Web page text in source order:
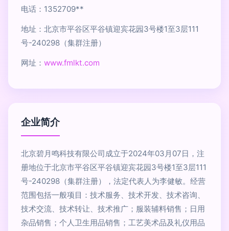
电话：1352709**
地址：北京市平谷区平谷镇迎宾花园3号楼1至3层111
号-240298（集群注册）
网址： www.fmlkt.com
企业简介
北京碧月鸣科技有限公司成立于2024年03月07日，注
册地位于北京市平谷区平谷镇迎宾花园3号楼1至3层111
号-240298（集群注册），法定代表人为李健敏。经营
范围包括一般项目：技术服务、技术开发、技术咨询、
技术交流、技术转让、技术推广；服装辅料销售；日用
杂品销售；个人卫生用品销售；工艺美术品及礼仪用品